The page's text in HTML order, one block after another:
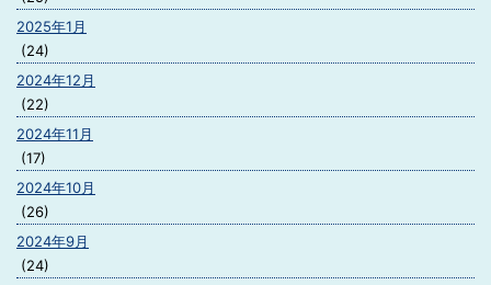
2025年1月
(24)
2024年12月
(22)
2024年11月
(17)
2024年10月
(26)
2024年9月
(24)